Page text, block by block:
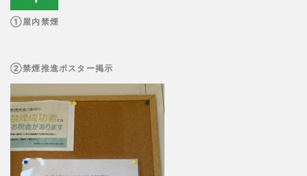
①屋内禁煙
②禁煙推進ポスター掲示